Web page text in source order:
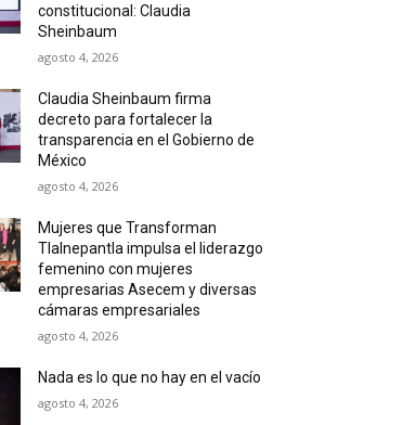
constitucional: Claudia
Sheinbaum
agosto 4, 2026
Claudia Sheinbaum firma
decreto para fortalecer la
transparencia en el Gobierno de
México
agosto 4, 2026
Mujeres que Transforman
Tlalnepantla impulsa el liderazgo
femenino con mujeres
empresarias Asecem y diversas
cámaras empresariales
agosto 4, 2026
Nada es lo que no hay en el vacío
agosto 4, 2026